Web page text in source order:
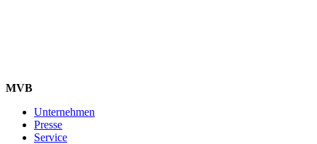
MVB
Unternehmen
Presse
Service